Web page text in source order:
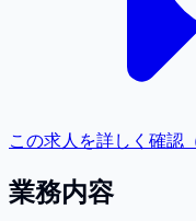
この求人を詳しく確認
業務内容